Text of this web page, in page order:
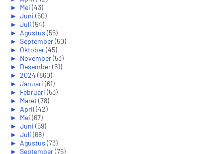
► Mei (43)
► Juni (50)
► Juli (54)
► Agustus (55)
► September(50)
► Oktober(45)
► November(53)
► Desember(61)
► 2024 (860)
► Januari (61)
► Februari (53)
► Maret(78)
► April(42)
► Mei (67)
► Juni (59)
► Juli (68)
► Agustus (73)
► September(76)